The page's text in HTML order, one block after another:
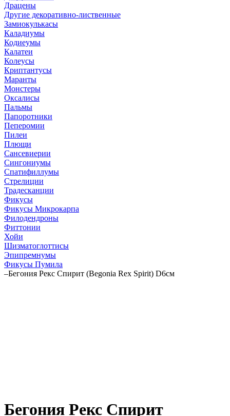
Драцены
Другие декоративно-лиственные
Замиокулькасы
Каладиумы
Кодиеумы
Калатеи
Колеусы
Криптантусы
Маранты
Монстеры
Оксалисы
Пальмы
Папоротники
Пеперомии
Пилеи
Плющи
Сансевиерии
Сингониумы
Спатифиллумы
Стрелиции
Традесканции
Фикусы
Фикусы Микрокарпа
Филодендроны
Фиттонии
Хойи
Шизматоглоттисы
Эпипремнумы
Фикусы Пумила
–Бегония Рекс Спирит (Begonia Rex Spirit) D6см
Бегония Рекс Спирит